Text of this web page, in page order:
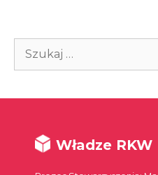
Szukaj:
Władze RKW